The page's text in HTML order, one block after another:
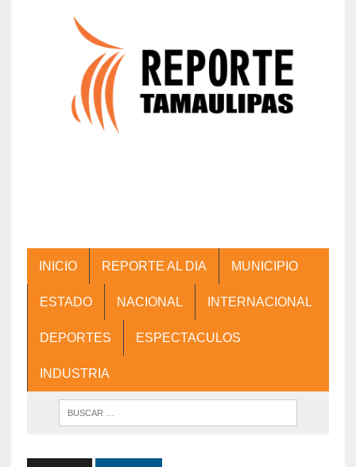
INICIO REPORTE AL DIA MUNICIPIO
ESTADO NACIONAL INTERNACIONAL
DEPORTES ESPECTACULOS
INDUSTRIA